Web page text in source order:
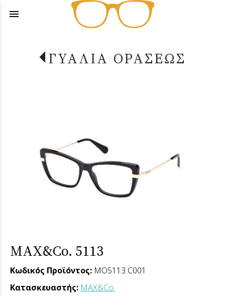
menu
ΓΥΑΛΙΑ ΟΡΑΣΕΩΣ
MAX&Co. 5113
Κωδικός Προϊόντος: MO5113 C001
Κατασκευαστής: MAX&Co.